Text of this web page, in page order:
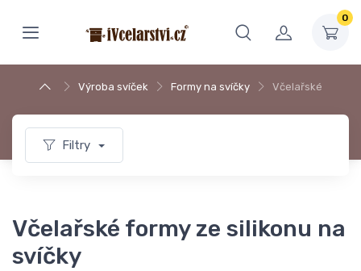
0
Výroba svíček Formy na svíčky Včelařské
Filtry
Včelařské formy ze silikonu na
svíčky